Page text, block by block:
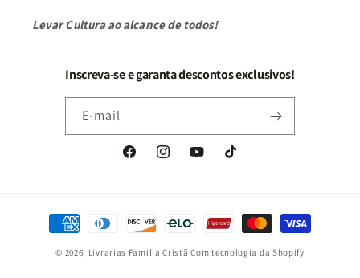
Levar Cultura ao alcance de todos!
Inscreva-se e garanta descontos exclusivos!
E-mail
FacebookInstagramYouTubeTikTok
Formas
de
pagamento
© 2026, Livrarias Familia Cristã Com tecnologia da Shopify